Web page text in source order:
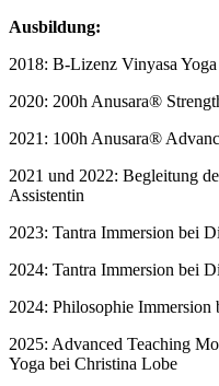
Ausbildung:
2018: B-Lizenz Vinyasa
2020: 200h Anusara®
2021: 100h Anusara®
2021 und 2022: Begleitung
Assistentin
2023: Tantra Immersion bei
2024: Tantra Immersion bei
2024: Philosophie Immersion
2025: Advanced Teaching
Yoga bei Christina Lobe